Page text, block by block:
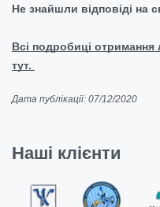
Не знайшли відповіді на
Всі подробиці отримання
тут.
Дата публікації: 07/12/2020
Наші клієнти